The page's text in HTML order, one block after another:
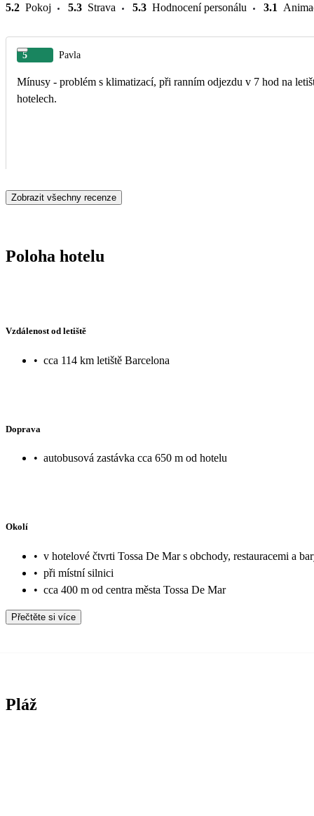
5.2 Pokoj 5.3 Strava 5.3 Hodnocení personálu 3.1
5 Pavla
Mínusy - problém s klimatizací, při ranním odjezdu v 7 hod na
hotelech.
Zobrazit všechny recenze
Poloha hotelu
Vzdálenost od letiště
• cca 114 km letiště Barcelona
Doprava
• autobusová zastávka cca 650 m od hotelu
Okolí
• v hotelové čtvrti Tossa De Mar s obchody, restauracemi a
• při místní silnici
• cca 400 m od centra města Tossa De Mar
Přečtěte si více
Pláž